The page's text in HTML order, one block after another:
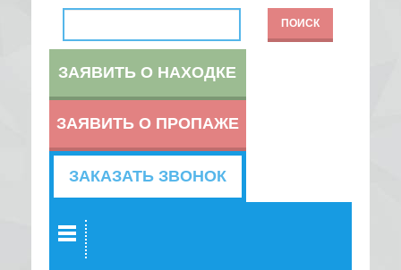
ЗАЯВИТЬ О НАХОДКЕ
ЗАЯВИТЬ О ПРОПАЖЕ
ЗАКАЗАТЬ ЗВОНОК